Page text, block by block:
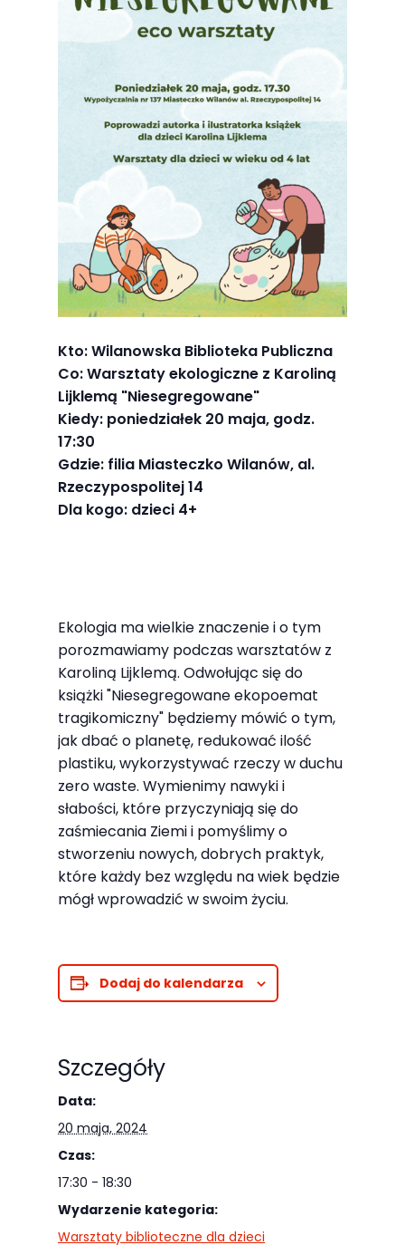
Kto: Wilanowska Biblioteka Publiczna
Co: Warsztaty ekologiczne z Karoliną
Lijklemą "Niesegregowane"
Kiedy: poniedziałek 20 maja, godz.
17:30
Gdzie: filia Miasteczko Wilanów, al.
Rzeczypospolitej 14
Dla kogo: dzieci 4+
Ekologia ma wielkie znaczenie i o tym
porozmawiamy podczas warsztatów z
Karoliną Lijklemą. Odwołując się do
książki "Niesegregowane ekopoemat
tragikomiczny" będziemy mówić o tym,
jak dbać o planetę, redukować ilość
plastiku, wykorzystywać rzeczy w duchu
zero waste. Wymienimy nawyki i
słabości, które przyczyniają się do
zaśmiecania Ziemi i pomyślimy o
stworzeniu nowych, dobrych praktyk,
które każdy bez względu na wiek będzie
mógł wprowadzić w swoim życiu.
Dodaj do kalendarza
Szczegóły
Data:
20 maja, 2024
Czas:
17:30 - 18:30
Wydarzenie kategoria:
Warsztaty biblioteczne dla dzieci
Statystyka
Abyśmy mogli
funkcjonalność
i strukturę
internetowej,
na podstawie
tego, jak
strona jest
używana.
Doświadczenie
Aby nasza
strona
internetowa
działała jak
najlepiej
podczas
twojego
przejścia na nią.
internetowej.
Marketing
Udostępniając
swoje
zainteresowania i
zachowania
podczas
odwiedzania naszej
strony, zwiększasz
szansę na
treści i ofert.